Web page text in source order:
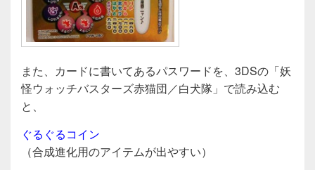
また、カードに書いてあるパスワードを、3DSの「妖
怪ウォッチバスターズ赤猫団／白犬隊」で読み込む
と、
ぐるぐるコイン
（合成進化用のアイテムが出やすい）